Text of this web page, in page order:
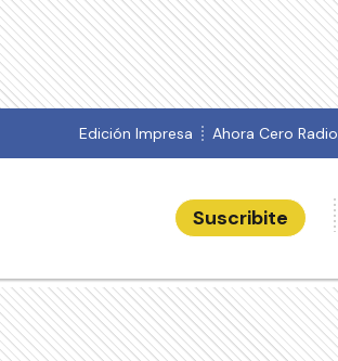
Edición Impresa Ahora Cero Radio
Suscribite